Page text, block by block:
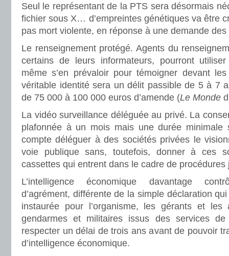
Seul le représentant de la PTS sera désormais
fichier sous X… d’empreintes génétiques va être
pas mort violente, en réponse à une demande
Le renseignement protégé. Agents du
certains de leurs informateurs, pourront
même s’en prévaloir pour témoigner devant
véritable identité sera un délit passible de 5 à 7
de 75 000 à 100 000 euros d’amende (Le Monde
La vidéo surveillance déléguée au privé. La
plafonnée à un mois mais une durée minimale
compte déléguer à des sociétés privées le
voie publique sans, toutefois, donner à ces
cassettes qui entrent dans le cadre de procédures
L’intelligence économique davantage
d’agrément, différente de la simple déclaration
instaurée pour l’organisme, les gérants et les
gendarmes et militaires issus des services de
respecter un délai de trois ans avant de pouvoir
d’intelligence économique.